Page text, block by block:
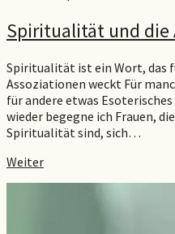
Spiritualität und die
Spiritualität ist ein Wort, das
Assoziationen weckt Für
für andere etwas
wieder begegne ich Frauen,
Spiritualität sind, sich…
Weiter